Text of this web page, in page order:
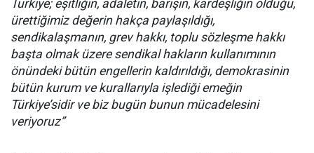
Türkiye; eşitliğin, adaletin, barışın, kardeşliğin olduğu,
ürettiğimiz değerin hakça paylaşıldığı,
sendikalaşmanın, grev hakkı, toplu sözleşme hakkı
başta olmak üzere sendikal hakların kullanımının
önündeki bütün engellerin kaldırıldığı, demokrasinin
bütün kurum ve kurallarıyla işlediği emeğin
Türkiye’sidir ve biz bugün bunun mücadelesini
veriyoruz”